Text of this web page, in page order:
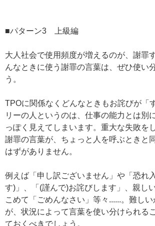
■パターン3 上級編
大人社会で使用頻度が増えるのが、謝罪
んなときに使う謝罪の言葉は、ぜひ使い
う。
TPOに関係なくどんなときもお詫びが「
リーの人というのは、仕事の能力とは別
っぽく見えてしまいます。重大な失敗を
謝罪の言葉が、ちょっと人を呼ぶときと
はずがありません。
例えば「申し訳ございません」や「恐れ
す)」、「(謹んで)お詫びします」、親し
こめて「ごめんなさい」等々......。難し
が、状況によって言葉を使い分けられる
ておくべきでしょう。